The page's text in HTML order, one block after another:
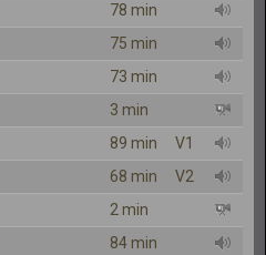
78 min
75 min
73 min
3 min
89 min
V1
68 min
V2
2 min
84 min